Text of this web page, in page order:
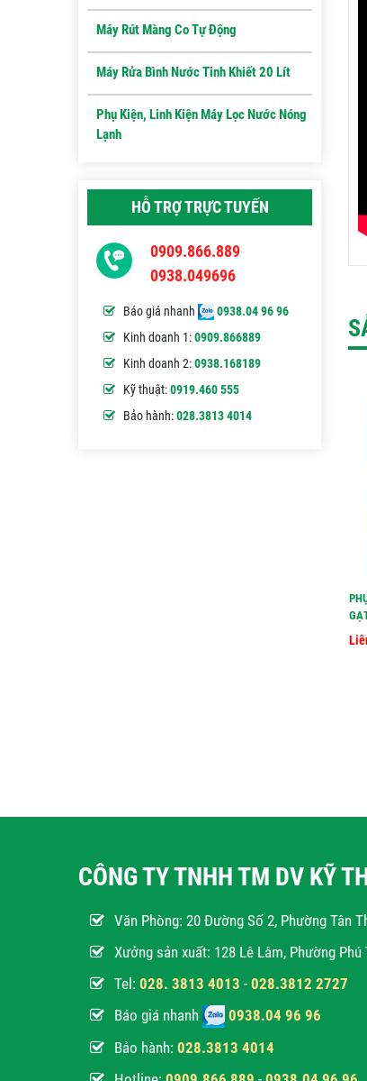
Máy Rút Màng Co Tự Động
Máy Rửa Bình Nước Tinh Khiết 20 Lít
Phụ Kiện, Linh Kiện Máy Lọc Nước Nóng
Lạnh
HỖ TRỢ TRỰC TUYẾN
0909.866.889
0938.049696
Báo giá nhanh
0938.04 96 96
Kinh doanh 1:0909.866889
Kinh doanh 2:0938.168189
Kỹ thuật:0919.460 555
Bảo hành:028.3813 4014
CÔNG TY TNHH TM DV KỸ
Văn Phòng: 20 Đường Số 2, Phường Tân
Xưởng sản xuất: 128 Lê Lâm, Phường Phú
Tel: 028. 3813 4013 - 028.3812 2727
Báo giá nhanh
0938.04 96 96
Bảo hành: 028.3813 4014